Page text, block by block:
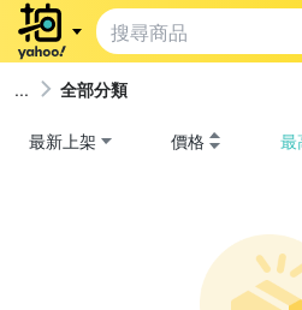
全部分類
最新上架 價格 最